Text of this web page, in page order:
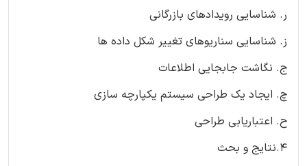
ر. شناسایی رویدادهای بازرگانی
ز. شناسایی سناریوهای تغییر شکل داده ها
ج. نگاشت جابجایی اطلاعات
چ. ایجاد یک طراحی سیستم یکپارچه سازی
ح. اعتباریابی طراحی
4.نتایج و بحث